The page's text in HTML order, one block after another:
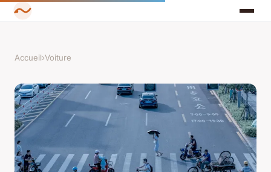
Accueil›Voiture